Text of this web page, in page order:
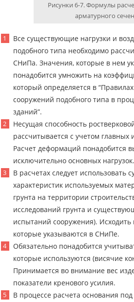
Рисунки 6-7. Формулы
арматурного
Все существующие нагрузки и
подобного типа необходимо
СНиПа. Значения, которые в нем
понадобится умножить на
который определяется в
сооружений подобного типа в
зданий”.
Несущая способность
рассчитывается с учетом главных
Расчет деформаций понадобится
исключительно основных нагрузок.
В расчетах следует
характеристик используемых
грунта на территории
исследований грунта и
испытаний сооружения). Исходить
которые указываются в СНиПе.
Обязательно понадобится
которые используются (висячие
Принимается во внимание вес
показатели кренового усилия.
В процессе расчета основания